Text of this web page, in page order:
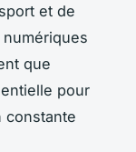
et de
que
pour
constante